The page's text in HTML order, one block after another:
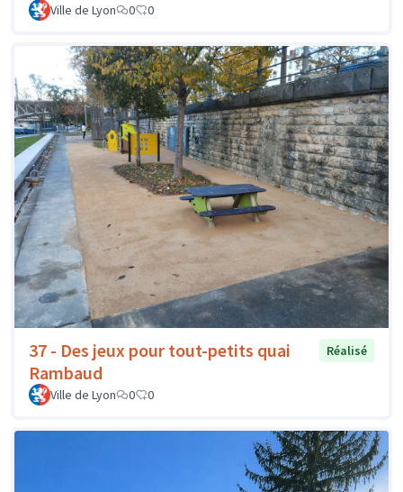
Ville de Lyon 0 0
37 - Des jeux pour tout-petits quai
Rambaud
Réalisé
Ville de Lyon 0 0